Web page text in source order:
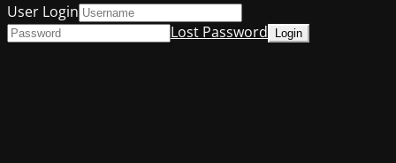
User Login
Lost Password